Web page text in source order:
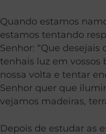
Quando estamos
estamos tentando
Senhor: “Que
tenhais luz em vossos
nossa volta e tentar
Senhor quer que
vejamos madeiras,
Depois de estudar as